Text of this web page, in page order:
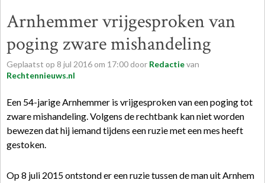
Arnhemmer vrijgesproken van
poging zware mishandeling
Geplaatst op 8 jul 2016 om 17:00 door Redactievan
Rechtennieuws.nl
Een 54-jarige Arnhemmer is vrijgesproken van een poging tot
zware mishandeling. Volgens derechtbank kan niet worden
bewezen dat hij iemand tijdens een ruzie met een mes heeft
gestoken.
Op 8 juli 2015 ontstond er een ruzie tussen de man uit Arnhem